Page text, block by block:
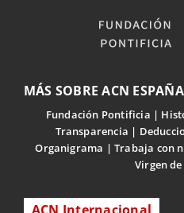
MÁS SOBRE ACN ESPAÑA
Fundación Pontificia
Transparencia
Organigrama
Trabaja con
Virgen